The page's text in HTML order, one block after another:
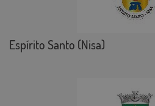
Espírito Santo (Nisa)